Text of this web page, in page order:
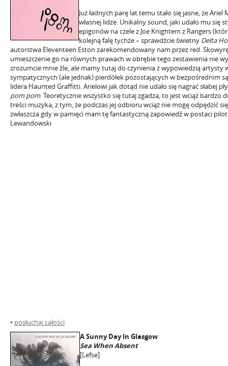
Już ładnych parę lat temu stało się jasne, że
własnej lidze. Unikalny sound, jaki udało mu się
epigonów na czele z Joe Knightem z Rangers
kolejną falę tychże – sprawdźcie świetny Delta
autorstwa Eleventeen Eston zarekomendowany nam przez red.
umieszczenie go na równych prawach w obrębie tego zestawienia nie
zrozumcie mnie źle, ale mamy tutaj do czynienia z wypowiedzią artysty
sympatycznych (ale jednak) pierdółek pozostających w bezpośrednim
lidera Haunted Graffitti. Arielowi jak dotąd nie udało się nagrać słabej
pom pom. Teoretycznie wszystko się tutaj zgadza, to jest wciąż bardzo
treści muzyka, z tym, że podczas jej odbioru wciąż nie mogę odpędzić
zwłaszcza gdy w pamięci mam tę fantastyczną zapowiedź w postaci
Lewandowski
• posłuchaj całości
A Sunny Day In Glasgow
Sea When Absent
[Lefse]